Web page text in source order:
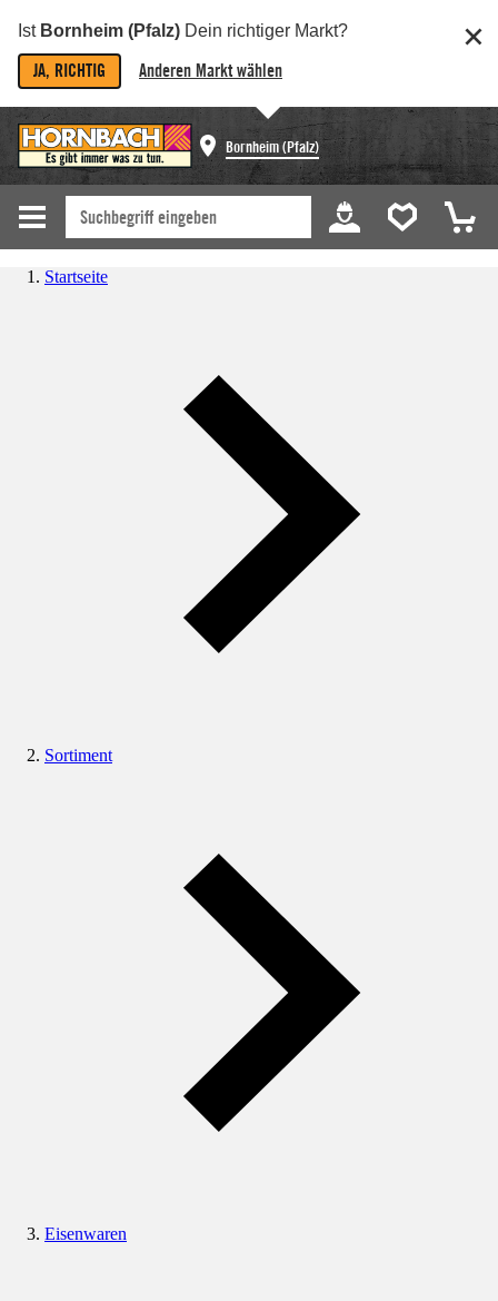
Ist Bornheim (Pfalz) Dein richtiger Markt?
JA, RICHTIG Anderen Markt wählen
Bornheim (Pfalz)
Startseite
Sortiment
Eisenwaren